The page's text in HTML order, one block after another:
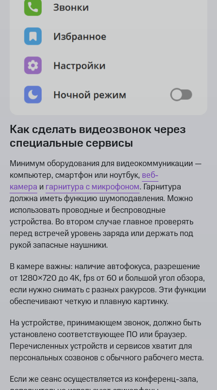
Как сделать видеозвонок через
специальные сервисы
Минимум оборудования для видеокоммуникации —
компьютер, смартфон или ноутбук, веб-
камера и гарнитура с микрофоном. Гарнитура
должна иметь функцию шумоподавления. Можно
использовать проводные и беспроводные
устройства. Во втором случае главное проверять
перед встречей уровень заряда или держать под
рукой запасные наушники.
В камере важны: наличие автофокуса, разрешение
от 1280×720 до 4K, fps от 60 и большой угол обзора,
если нужно снимать с разных ракурсов. Эти функции
обеспечивают четкую и плавную картинку.
На устройстве, принимающем звонок, должно быть
установлено соответствующее ПО или браузер.
Перечисленных устройств и сервисов хватит для
персональных созвонов с обычного рабочего места.
Если же сеанс осуществляется из конференц-зала,